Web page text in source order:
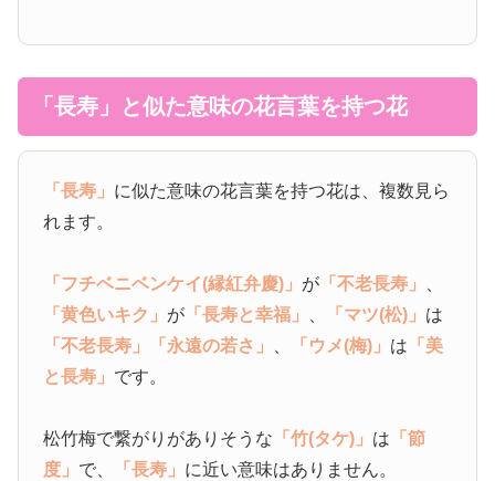
「長寿」と似た意味の花言葉を持つ花
「長寿」 に似た意味の花言葉を持つ花は、複数見ら
れます。
「フチベニベンケイ(縁紅弁慶)」 が 「不老長寿」
「黄色いキク」 が 「長寿と幸福」 「マツ(松)」 は
「不老長寿」
「永遠の若さ」 「ウメ(梅)」 は 「美
と長寿」 です。
松竹梅で繋がりがありそうな 「竹(タケ)」 は 「節
度」 で、 「長寿」 に近い意味はありません。